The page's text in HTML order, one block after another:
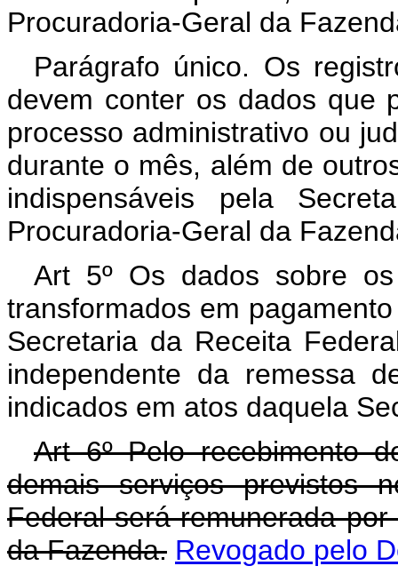
Procuradoria-Geral da
Parágrafo único. Os
devem conter os dados que
processo administrativo ou
durante o mês, além de
indispensáveis pela
Procuradoria-Geral da
Art 5º Os dados sobre
transformados em
Secretaria da Receita
independente da remessa
indicados em atos daquela
Art 6º Pelo recebimento
demais serviços previstos
Federal será remunerada
da Fazenda. Revogado pelo